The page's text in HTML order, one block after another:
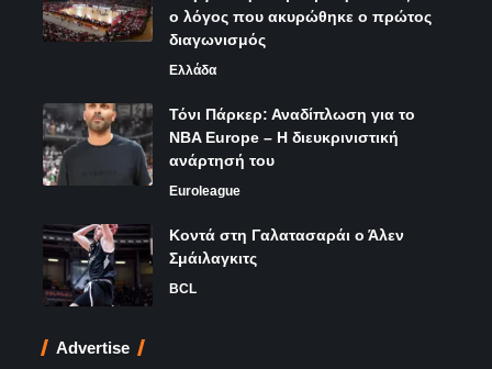
ο λόγος που ακυρώθηκε ο πρώτος
διαγωνισμός
Ελλάδα
Τόνι Πάρκερ: Αναδίπλωση για το
NBA Europe – Η διευκρινιστική
ανάρτησή του
Euroleague
Κοντά στη Γαλατασαράι ο Άλεν
Σμάιλαγκιτς
BCL
Advertise